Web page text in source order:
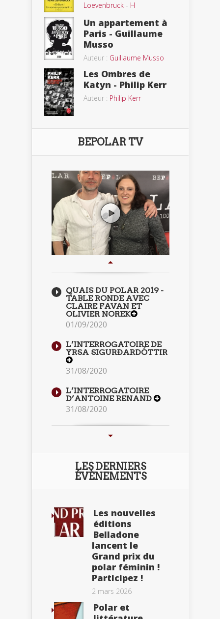
Loevenbruck - H
Un appartement à
Paris - Guillaume
Musso
Auteur : Guillaume Musso
Les Ombres de
Katyn - Philip Kerr
Auteur : Philip Kerr
BEPOLAR TV
QUAIS DU POLAR 2019 -
TABLE RONDE AVEC
CLAIRE FAVAN ET
OLIVIER NOREK
01/09/2020
L’INTERROGATOIRE DE
YRSA SIGURÐARDÓTTIR
31/08/2020
L’INTERROGATOIRE
D’ANTOINE RENAND
31/08/2020
LES DERNIERS
ÉVÈNEMENTS
Les nouvelles
éditions
Belladone
lancent le
Grand prix du
polar féminin !
Participez !
2 mars 2026
Polar et